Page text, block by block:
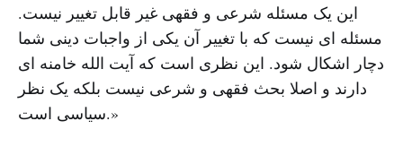
این یک مسئله شرعى و فقهى غیر قابل تغییر نیست.
مسئله اى نیست که با تغییر آن یکى از واجبات دینى شما
دچار اشکال شود. این نظرى است که آیت الله خامنه اى
دارند و اصلا بحث فقهى و شرعى نیست بلکه یک نظر
سیاسى است.»